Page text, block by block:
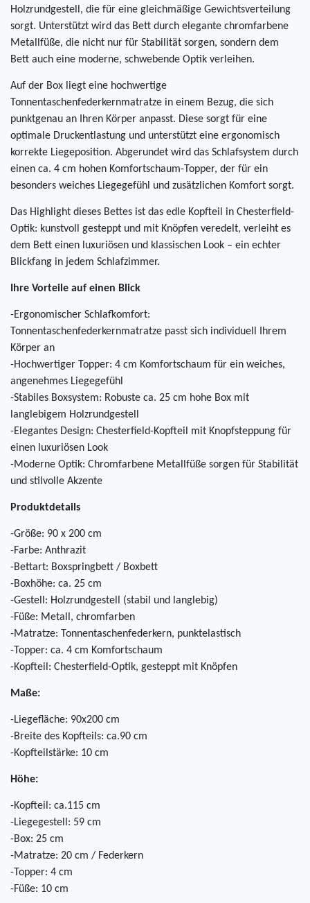
Holzrundgestell, die für eine gleichmäßige Gewichtsverteilung
sorgt. Unterstützt wird das Bett durch elegante chromfarbene
Metallfüße, die nicht nur für Stabilität sorgen, sondern dem
Bett auch eine moderne, schwebende Optik verleihen.
Auf der Box liegt eine hochwertige
Tonnentaschenfederkernmatratze in einem Bezug, die sich
punktgenau an Ihren Körper anpasst. Diese sorgt für eine
optimale Druckentlastung und unterstützt eine ergonomisch
korrekte Liegeposition. Abgerundet wird das Schlafsystem durch
einen ca. 4 cm hohen Komfortschaum-Topper, der für ein
besonders weiches Liegegefühl und zusätzlichen Komfort sorgt.
Das Highlight dieses Bettes ist das edle Kopfteil in Chesterfield-
Optik: kunstvoll gesteppt und mit Knöpfen veredelt, verleiht es
dem Bett einen luxuriösen und klassischen Look – ein echter
Blickfang in jedem Schlafzimmer.
Ihre Vorteile auf einen Blick
-Ergonomischer Schlafkomfort:
Tonnentaschenfederkernmatratze passt sich individuell Ihrem
Körper an
-Hochwertiger Topper: 4 cm Komfortschaum für ein weiches,
angenehmes Liegegefühl
-Stabiles Boxsystem: Robuste ca. 25 cm hohe Box mit
langlebigem Holzrundgestell
-Elegantes Design: Chesterfield-Kopfteil mit Knopfsteppung für
einen luxuriösen Look
-Moderne Optik: Chromfarbene Metallfüße sorgen für Stabilität
und stilvolle Akzente
Produktdetails
-Größe: 90 x 200 cm
-Farbe: Anthrazit
-Bettart: Boxspringbett / Boxbett
-Boxhöhe: ca. 25 cm
-Gestell: Holzrundgestell (stabil und langlebig)
-Füße: Metall, chromfarben
-Matratze: Tonnentaschenfederkern, punktelastisch
-Topper: ca. 4 cm Komfortschaum
-Kopfteil: Chesterfield-Optik, gesteppt mit Knöpfen
Maße:
-Liegefläche: 90x200 cm
-Breite des Kopfteils: ca.90 cm
-Kopfteilstärke: 10 cm
Höhe:
-Kopfteil: ca.115 cm
-Liegegestell: 59 cm
-Box: 25 cm
-Matratze: 20 cm / Federkern
-Topper: 4 cm
-Füße: 10 cm